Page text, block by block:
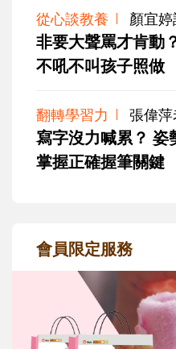
從心談教養 顏宜
非要大聲罵才肯動
不吼不叫孩子照做
翻轉學習力 張偉
寫字沒力喊累？ 姿
掌握正確握筆關鍵
會員限定服務